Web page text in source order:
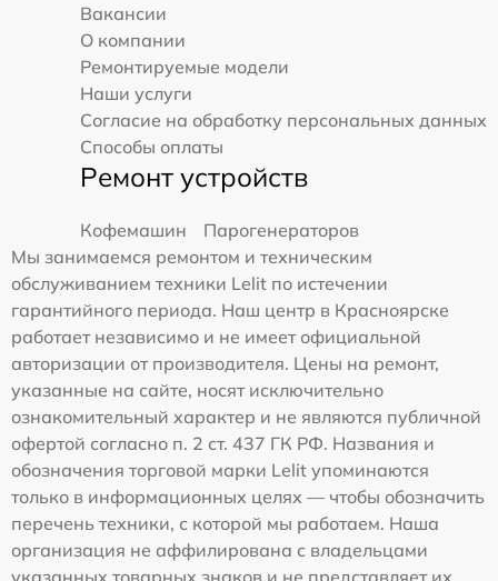
Вакансии
О компании
Ремонтируемые модели
Наши услуги
Согласие на обработку персональных данных
Способы оплаты
Ремонт устройств
Кофемашин
Парогенераторов
Мы занимаемся ремонтом и техническим
обслуживанием техники Lelit по истечении
гарантийного периода. Наш центр в Красноярске
работает независимо и не имеет официальной
авторизации от производителя. Цены на ремонт,
указанные на сайте, носят исключительно
ознакомительный характер и не являются публичной
офертой согласно п. 2 ст. 437 ГК РФ. Названия и
обозначения торговой марки Lelit упоминаются
только в информационных целях — чтобы обозначить
перечень техники, с которой мы работаем. Наша
организация не аффилирована с владельцами
указанных товарных знаков и не представляет их